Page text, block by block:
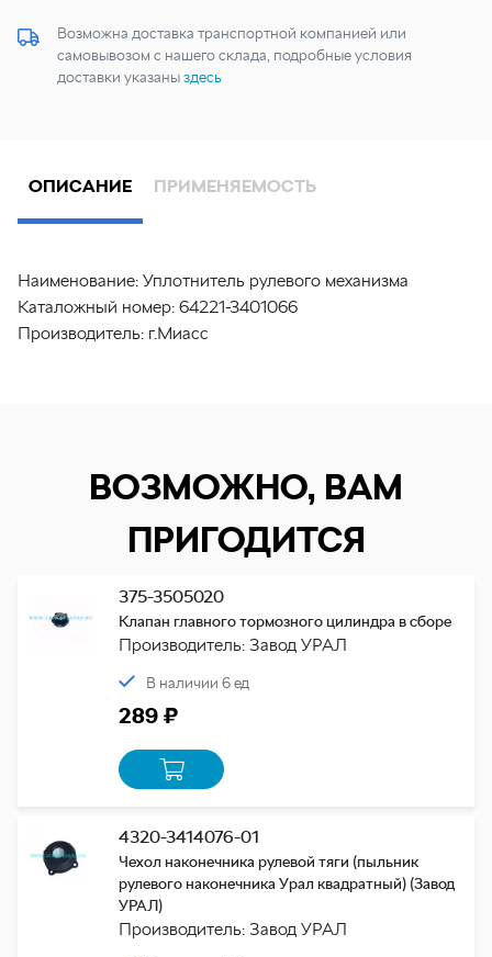
Возможна доставка транспортной компанией или
самовывозом с нашего склада, подробные условия
доставки указаныздесь
ОПИСАНИЕ ПРИМЕНЯЕМОСТЬ
Наименование: Уплотнитель рулевого механизма
Каталожный номер: 64221-3401066
Производитель: г.Миасс
ВОЗМОЖНО, ВАМ
ПРИГОДИТСЯ
375-3505020
Клапан главного тормозного цилиндра в сборе
Производитель: Завод УРАЛ
В наличии 6 ед
289 ₽
4320-3414076-01
Чехол наконечника рулевой тяги (пыльник
рулевого наконечника Урал квадратный) (Завод
УРАЛ)
Производитель: Завод УРАЛ